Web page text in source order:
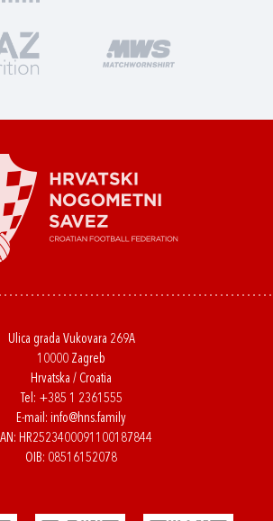
Ulica grada Vukovara 269A
10000 Zagreb
Hrvatska / Croatia
Tel: +385 1 2361555
E-mail: info@hns.family
HR2523400091100187844
OIB: 08516152078